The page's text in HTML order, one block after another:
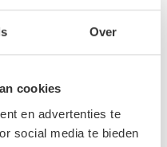
Over
cookies
en advertenties te
social media te bieden
haken. Het vervangen
worden en vervolgens